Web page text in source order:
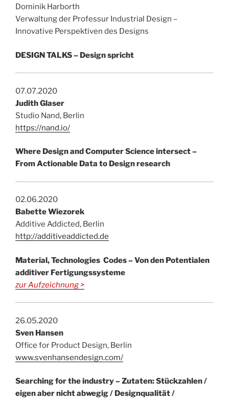
Dominik Harborth
Verwaltung der Professur Industrial Design –
Innovative Perspektiven des Designs
DESIGN TALKS – Design spricht
07.07.2020
Judith Glaser
Studio Nand, Berlin
https://nand.io/
Where Design and Computer Science intersect–
From Actionable Data to Design research
02.06.2020
Babette Wiezorek
Additive Addicted, Berlin
http://additiveaddicted.de
Material, Technologies Codes – Von den Potentialen
additiver Fertigungssysteme
zur Aufzeichnung >
26.05.2020
Sven Hansen
Office for Product Design, Berlin
www.svenhansendesign.com/
Searching for the industry – Zutaten: Stückzahlen /
eigen aber nicht abwegig / Designqualität /